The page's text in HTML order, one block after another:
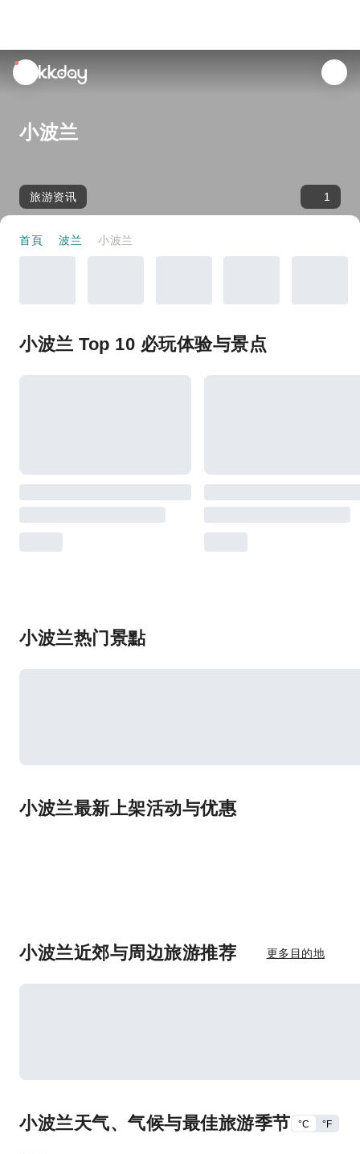
unread
notifications
小波兰
旅游资讯 1
首頁 波兰 小波兰
小波兰 Top 10 必玩体验与景点
小波兰热门景點
小波兰最新上架活动与优惠
小波兰近郊与周边旅游推荐 更多目的地
小波兰天气、气候与最佳旅游季节 °C °F